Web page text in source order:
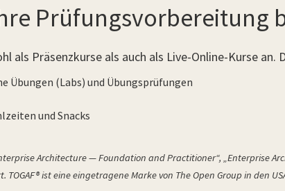
Prüfungsvorbereitung
als Präsenzkurse als auch als Live-Online-Kurse an.
Übungen (Labs) und Übungsprüfungen
und Snacks
Architecture — Foundation and Practitioner“,
TOGAF® ist eine eingetragene Marke von The Open Group in den